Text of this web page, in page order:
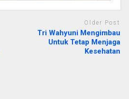
Older Post
Tri Wahyuni Mengimbau
Untuk Tetap Menjaga
Kesehatan